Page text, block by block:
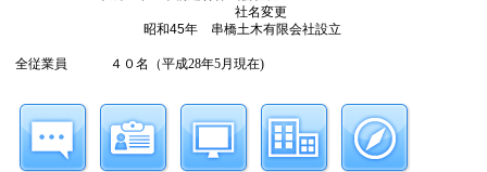
社名変更
昭和45年 串橋土木有限会社設立
全従業員 ４０名（平成28年5月現在)